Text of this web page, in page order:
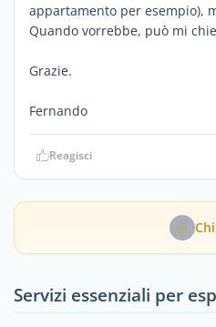
appartamento per esempio),
Quando vorrebbe, può mi
Grazie.
Fernando
Reagisci
Servizi essenziali per